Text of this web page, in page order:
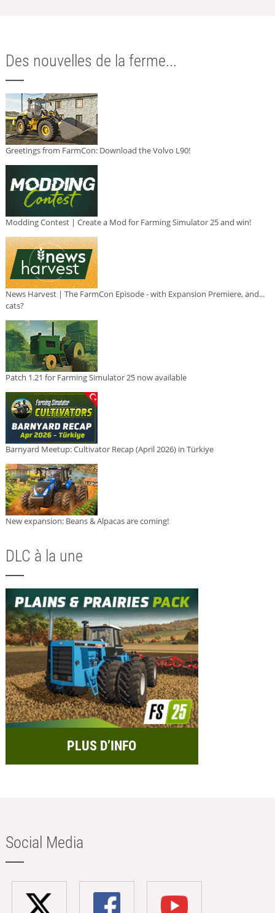
Des nouvelles de la ferme...
Greetings from FarmCon: Download the Volvo L90!
Modding Contest | Create a Mod for Farming Simulator 25 and win!
News Harvest | The FarmCon Episode - with Expansion Premiere, and...
cats?
Patch 1.21 for Farming Simulator 25 now available
Barnyard Meetup: Cultivator Recap (April 2026) in Türkiye
New expansion: Beans & Alpacas are coming!
DLC à la une
PLUS D’INFO
Social Media